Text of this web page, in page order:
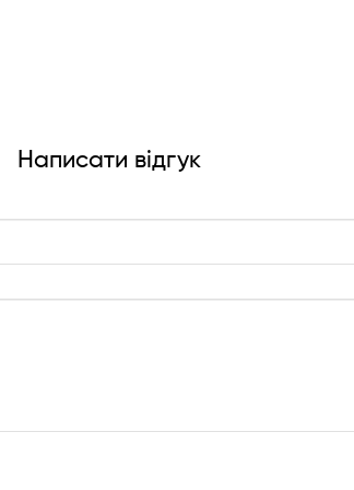
Написати відгук